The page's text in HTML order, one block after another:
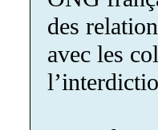
des
avec les